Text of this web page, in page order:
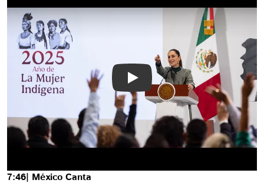
Play
7:46| México Canta